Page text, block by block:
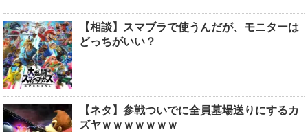
【相談】スマブラで使うんだが、モニターは
どっちがいい？
【ネタ】参戦ついでに全員墓場送りにするカ
ズヤｗｗｗｗｗｗｗ